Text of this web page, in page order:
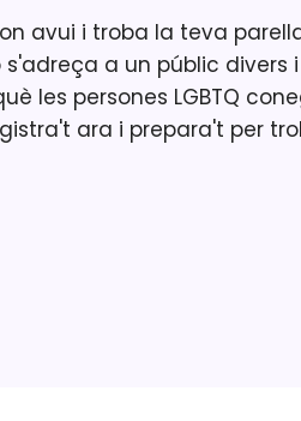
avui i troba la teva
a un públic divers
les persones LGBTQ
ara i prepara't per